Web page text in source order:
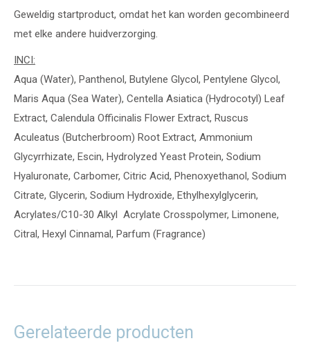
Geweldig startproduct, omdat het kan worden gecombineerd
met elke andere huidverzorging.
INCI:
Aqua (Water), Panthenol, Butylene Glycol, Pentylene Glycol,
Maris Aqua (Sea Water), Centella Asiatica (Hydrocotyl) Leaf
Extract, Calendula Officinalis Flower Extract, Ruscus
Aculeatus (Butcherbroom) Root Extract, Ammonium
Glycyrrhizate, Escin, Hydrolyzed Yeast Protein, Sodium
Hyaluronate, Carbomer, Citric Acid, Phenoxyethanol, Sodium
Citrate, Glycerin, Sodium Hydroxide, Ethylhexylglycerin,
Acrylates/C10-30 Alkyl Acrylate Crosspolymer, Limonene,
Citral, Hexyl Cinnamal, Parfum (Fragrance)
Gerelateerde producten